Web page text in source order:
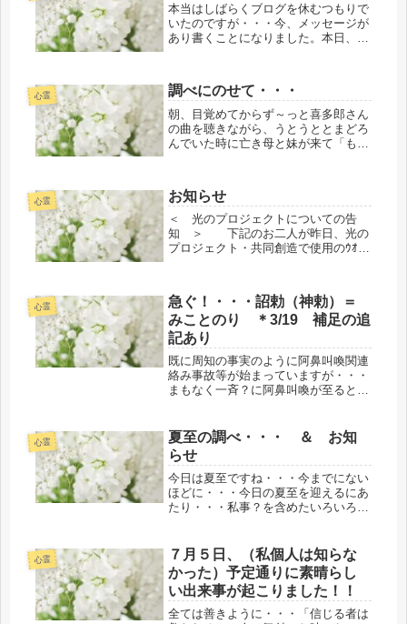
本当はしばらくブログを休むつもりで
いたのですが・・・今、メッセージが
あり書くことになりました。本日、私
なさい」と下記のメッセージをいただ
きましたのでお伝えさせていただきま
す...
心霊 調べにのせて・・・
朝、目覚めてからず～っと喜多郎さん
の曲を聴きながら、うとうととまどろ
んでいた時に亡き母と妹が来て「も
す。そうかもしれない・・・と想うこ
とが・・・残ることを決めてしばらく
して...
心霊 お知らせ
＜ 光のプロジェクトについての告
知 ＞ 下記のお二人が昨日、光の
プロジェクト・共同創造で使用のｳｵー
の智慧うちでのこずち」「黄金の光で
できた米俵」のアイテムを残して、全
て...
心霊
急ぐ！・・・詔勅（神勅）＝
みことのり ＊3/19 補足の追
記あり
既に周知の事実のように阿鼻叫喚関連
絡み事故等が始まっていますが・・・
まもなく一斉？に阿鼻叫喚が至るとこ
人たちと大いなる計画の次のオペレー
ション共同創造が休む暇もなくシンク
ロ...
心霊
夏至の調べ・・・ ＆ お知
らせ
今日は夏至ですね・・・今までにない
ほどに・・・今日の夏至を迎えるにあ
たり・・・私事？を含めたいろいろな
て来たことが・・・ご縁のある仲間た
ちとハーモニーを奏でて善きようにな
ったよ...
心霊
７月５日、（私個人は知らな
かった）予定通りに素晴らし
い出来事が起こりました！！
全ては善きように・・・「信じる者は